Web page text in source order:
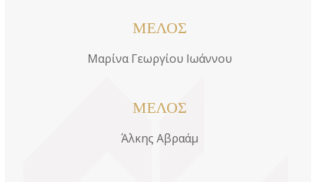
ΜΕΛΟΣ
Μαρίνα Γεωργίου Ιωάννου
ΜΕΛΟΣ
Άλκης Αβραάμ